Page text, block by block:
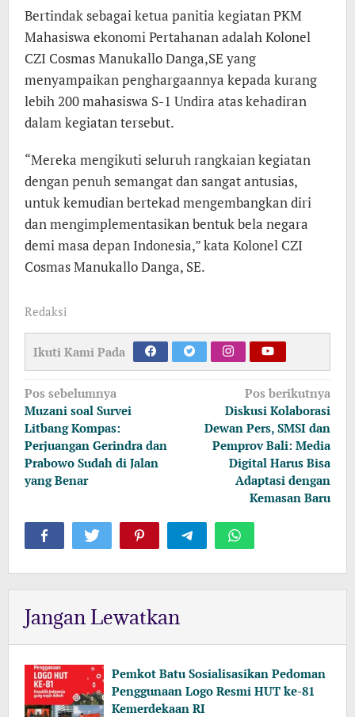
Bertindak sebagai ketua panitia kegiatan PKM
Mahasiswa ekonomi Pertahanan adalah Kolonel
CZI Cosmas Manukallo Danga,SE yang
menyampaikan penghargaannya kepada kurang
lebih 200 mahasiswa S-1 Undira atas kehadiran
dalam kegiatan tersebut.
“Mereka mengikuti seluruh rangkaian kegiatan
dengan penuh semangat dan sangat antusias,
untuk kemudian bertekad mengembangkan diri
dan mengimplementasikan bentuk bela negara
demi masa depan Indonesia,” kata Kolonel CZI
Cosmas Manukallo Danga, SE.
Redaksi
Ikuti Kami Pada
Navigasi
pos
Pos sebelumnya
Muzani soal Survei
Litbang Kompas:
Perjuangan Gerindra dan
Prabowo Sudah di Jalan
yang Benar
Pos berikutnya
Diskusi Kolaborasi
Dewan Pers, SMSI dan
Pemprov Bali: Media
Digital Harus Bisa
Adaptasi dengan
Kemasan Baru
Jangan Lewatkan
Pemkot Batu Sosialisasikan Pedoman
Penggunaan Logo Resmi HUT ke-81
Kemerdekaan RI